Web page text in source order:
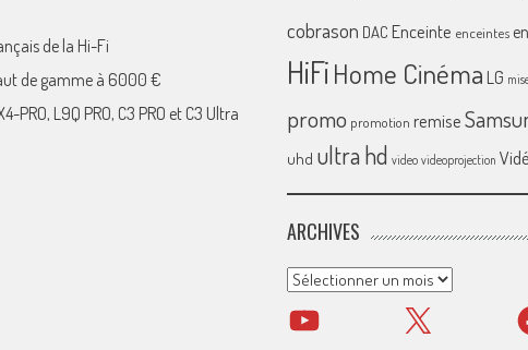
de la Hi-Fi
de gamme à 6000 €
L9Q PRO, C3 PRO et C3 Ultra
cobrason DAC Enceinte enceintes
HiFiHome Cinéma LG
promo promotion remise
uhd ultra hd video videoprojection
ARCHIVES
Archives
YouTube X